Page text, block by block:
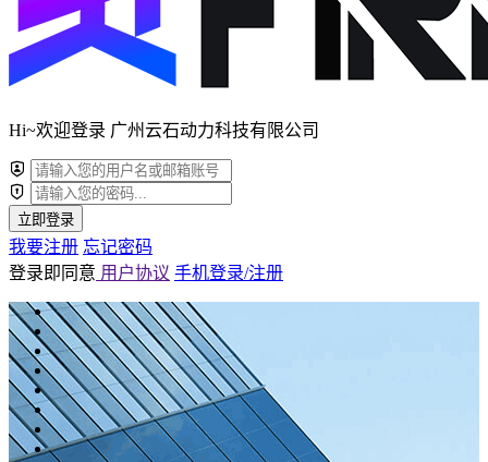
Hi~欢迎登录 广州云石动力科技有限公司
立即登录
我要注册 忘记密码
登录即同意 用户协议 手机登录/注册